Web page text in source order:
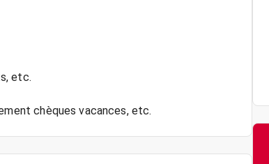
etc.